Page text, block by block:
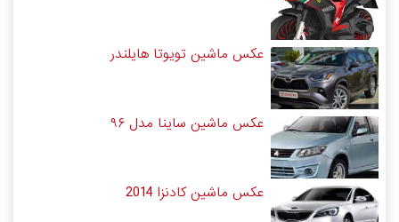
عکس ماشین تویوتا هایلندر
عکس ماشین ساینا مدل ۹۶
عکس ماشین کادنزا 2014